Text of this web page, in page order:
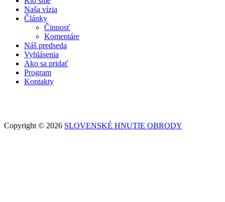
Naša vízia
Články
Činnosť
Komentáre
Náš predseda
Vyhlásenia
Ako sa pridať
Program
Kontakty
Copyright © 2026 SLOVENSKÉ HNUTIE OBRODY